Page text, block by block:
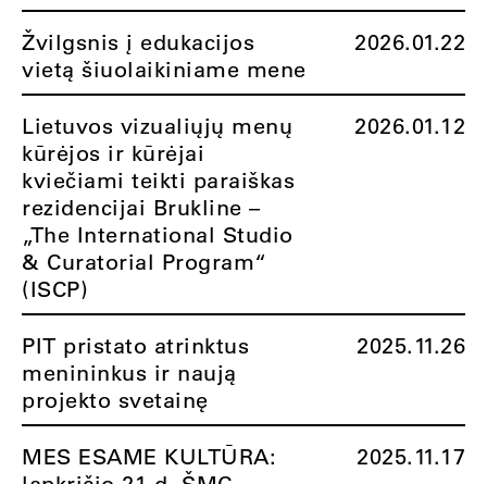
Žvilgsnis į edukacijos
vietą šiuolaikiniame mene
2026.01.22
Lietuvos vizualiųjų menų
kūrėjos ir kūrėjai
kviečiami teikti paraiškas
rezidencijai Brukline –
„The International Studio
& Curatorial Program“
(ISCP)
2026.01.12
PIT pristato atrinktus
menininkus ir naują
projekto svetainę
2025.11.26
MES ESAME KULTŪRA:
2025.11.17